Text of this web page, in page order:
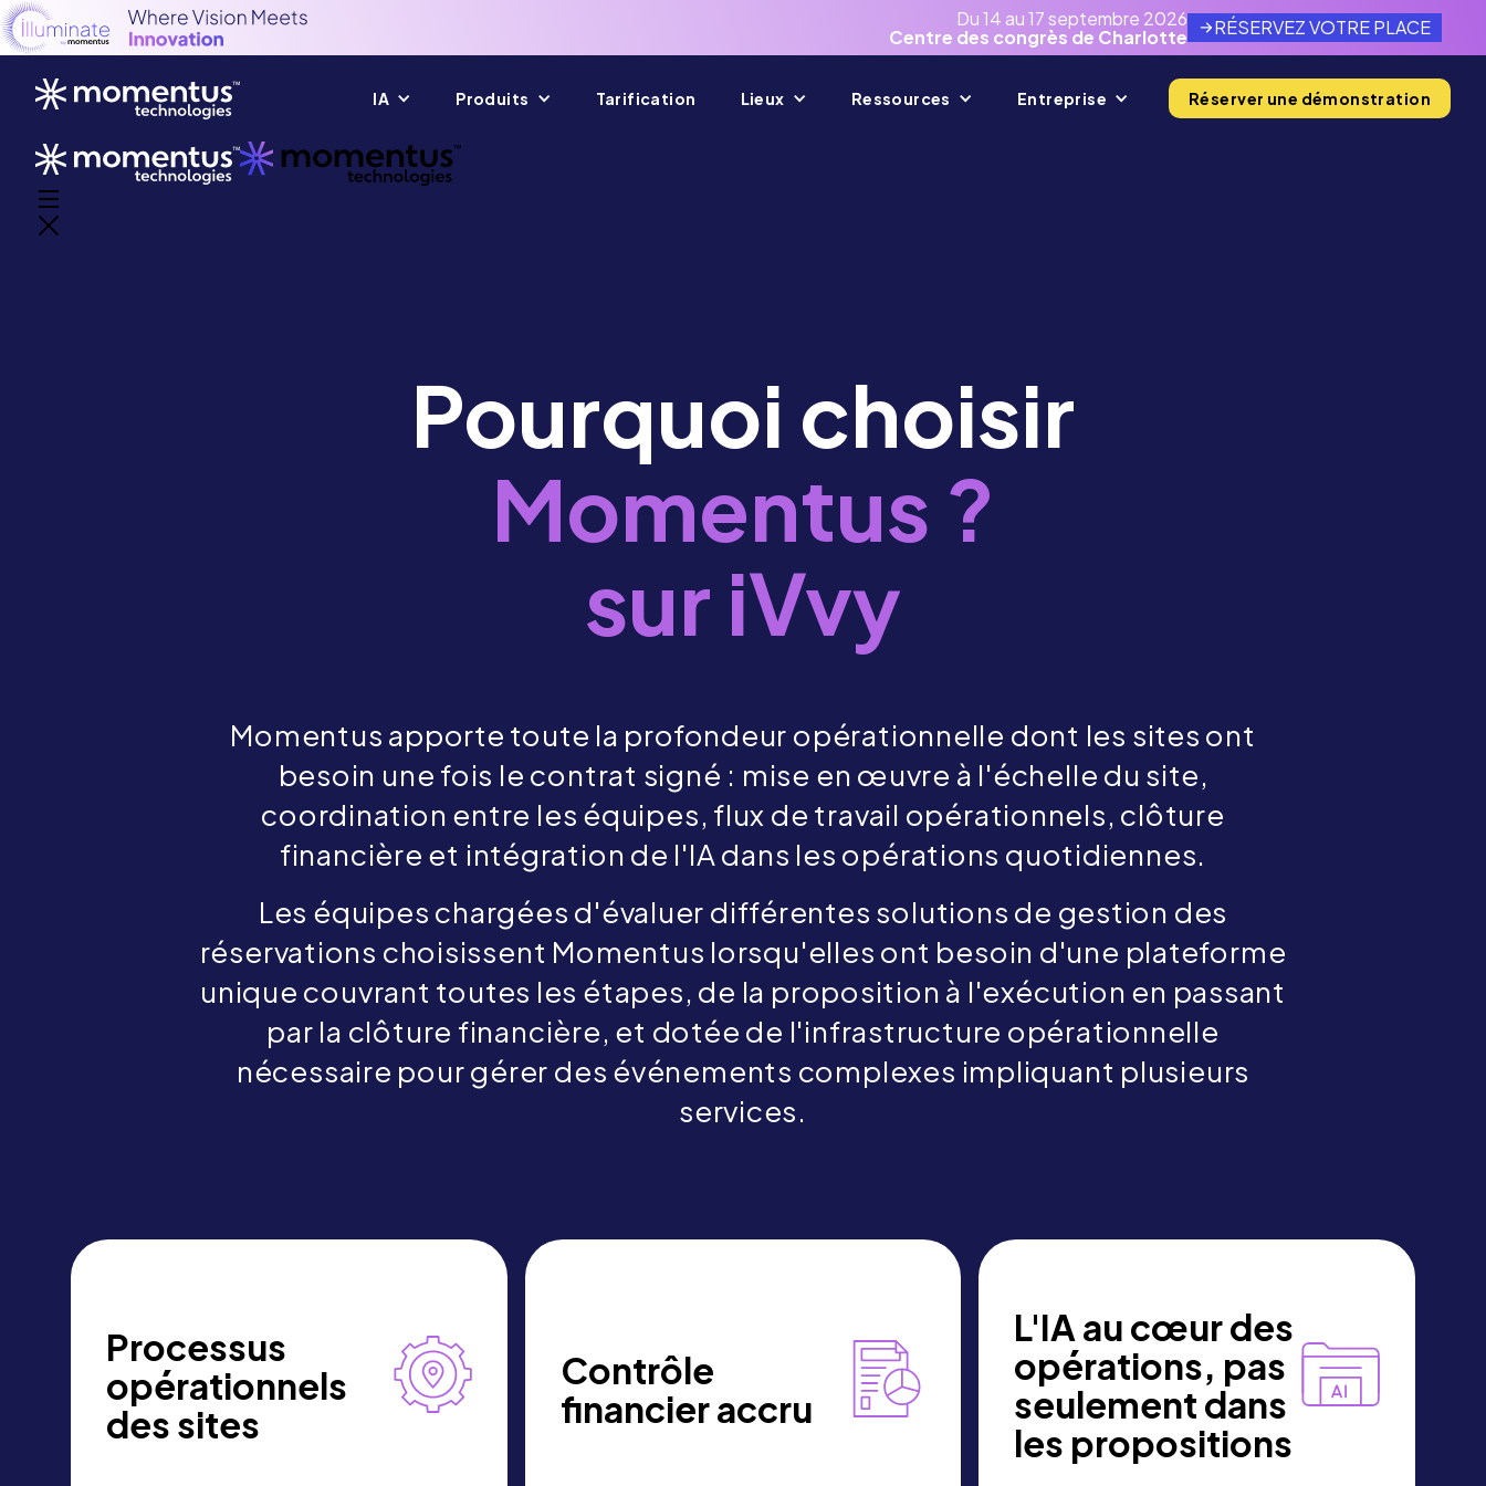
Du 14 au 17 septembre 2026
Centre des congrès de Charlotte
RÉSERVEZ VOTRE PLACE
IA Produits Tarification Lieux Ressources Entreprise Réserver une démonstration
Pourquoi choisir
Momentus ?
sur iVvy
Momentus apporte toute la profondeur opérationnelle dont les sites ont
besoin une fois le contrat signé : mise en œuvre à l'échelle du site,
coordination entre les équipes, flux de travail opérationnels, clôture
financière et intégration de l'IA dans les opérations quotidiennes.
Les équipes chargées d'évaluer différentes solutions de gestion des
réservations choisissent Momentus lorsqu'elles ont besoin d'une plateforme
unique couvrant toutes les étapes, de la proposition à l'exécution en passant
par la clôture financière, et dotée de l'infrastructure opérationnelle
nécessaire pour gérer des événements complexes impliquant plusieurs
services.
Processus
opérationnels
des sites
Contrôle
financier accru
L'IA au cœur des
opérations, pas
seulement dans
les propositions